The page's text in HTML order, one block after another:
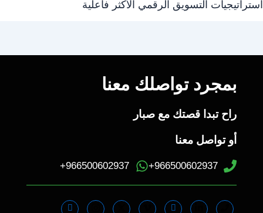
استراتيجيات التسويق الرقمي الأكثر فاعلية
بمجرد تواصلك معنا
راح تبدا قصتك مع صبار
أو تواصل معنا
966500602937+
966500602937+